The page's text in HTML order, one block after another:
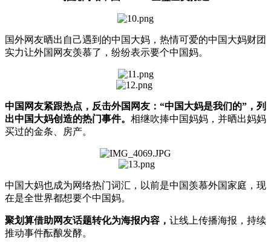
国外网友晒出自己遇到的中国大妈，热情可爱的中国大妈财团
实力让外国网友羡慕了，纷纷表示要个中国妈。
中国网友紧跟热点，反击外国网友：“中国大妈是我们的”，列
出中国大妈创造的热门事件。 相继吹捧中国妈妈，并晒出妈妈
买过的金条、房产。
中国大妈也成为网络热门词汇，以前是中国羡慕外国家庭，现
在是全世界都想要个中国妈。
聚划算借助网友话题转化为海报内容， 让线上传播海报，持续
推动事件酝酿发酵。